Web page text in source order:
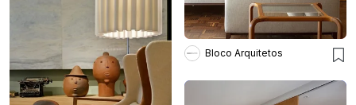
Bloco Arquitetos